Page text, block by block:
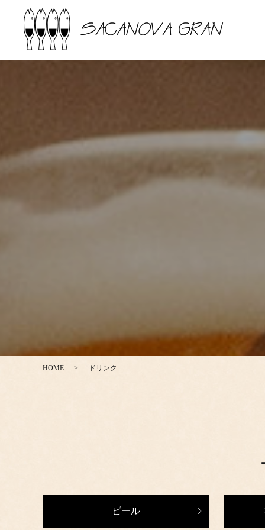
HOME ドリンク
ビール